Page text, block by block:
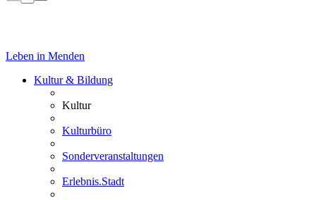
Leben in Menden
Kultur & Bildung
Kultur
Kulturbüro
Sonderveranstaltungen
Erlebnis.Stadt